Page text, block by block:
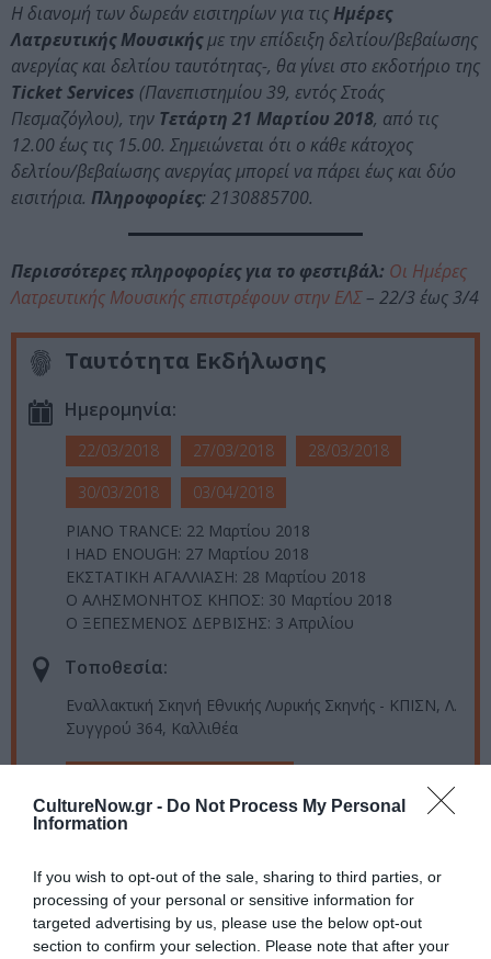
CultureNow.gr - Do Not Process My Personal
Information
If you wish to opt-out of the sale, sharing to third parties, or
processing of your personal or sensitive information for
targeted advertising by us, please use the below opt-out
section to confirm your selection. Please note that after your
Η διανομή των δωρεάν εισιτηρίων για τιςΗμέρες
Λατρευτικής Μουσικήςμε την επίδειξη δελτίου/βεβαίωσης
ανεργίας και δελτίου ταυτότητας-, θα γίνει στο εκδοτήριο της
Ticket Services (Πανεπιστημίου 39, εντός Στοάς
Πεσμαζόγλου), την Τετάρτη 21 Μαρτίου 2018, από τις
12.00 έως τις 15.00. Σημειώνεται ότι ο κάθε κάτοχος
δελτίου/βεβαίωσης ανεργίας μπορεί να πάρει έως και δύο
εισιτήρια. Πληροφορίες: 2130885700.
Περισσότερες πληροφορίες για το φεστιβάλ: Οι Ημέρες
Λατρευτικής Μουσικής επιστρέφουν στην ΕΛΣ– 22/3 έως 3/4
Ταυτότητα Εκδήλωσης
Ημερομηνία:
22/03/2018 27/03/2018
28/03/2018
30/03/2018
03/04/2018
PIANO TRANCE: 22 Μαρτίου 2018
I HAD ENOUGH: 27 Μαρτίου 2018
ΕΚΣΤΑΤΙΚΗ ΑΓΑΛΛΙΑΣΗ: 28 Μαρτίου 2018
Ο ΑΛΗΣΜΟΝΗΤΟΣ ΚΗΠΟΣ: 30 Μαρτίου 2018
Ο ΞΕΠΕΣΜΕΝΟΣ ΔΕΡΒΙΣΗΣ: 3 Απριλίου
Τοποθεσία:
Εναλλακτική Σκηνή Εθνικής Λυρικής Σκηνής - ΚΠΙΣΝ, Λ.
Συγγρού 364, Καλλιθέα
Eισιτήρια:
Δωρεάν μόνο για ανέργους (με την επίδειξη της κάρτας
ανεργίας)
Προπώληση: